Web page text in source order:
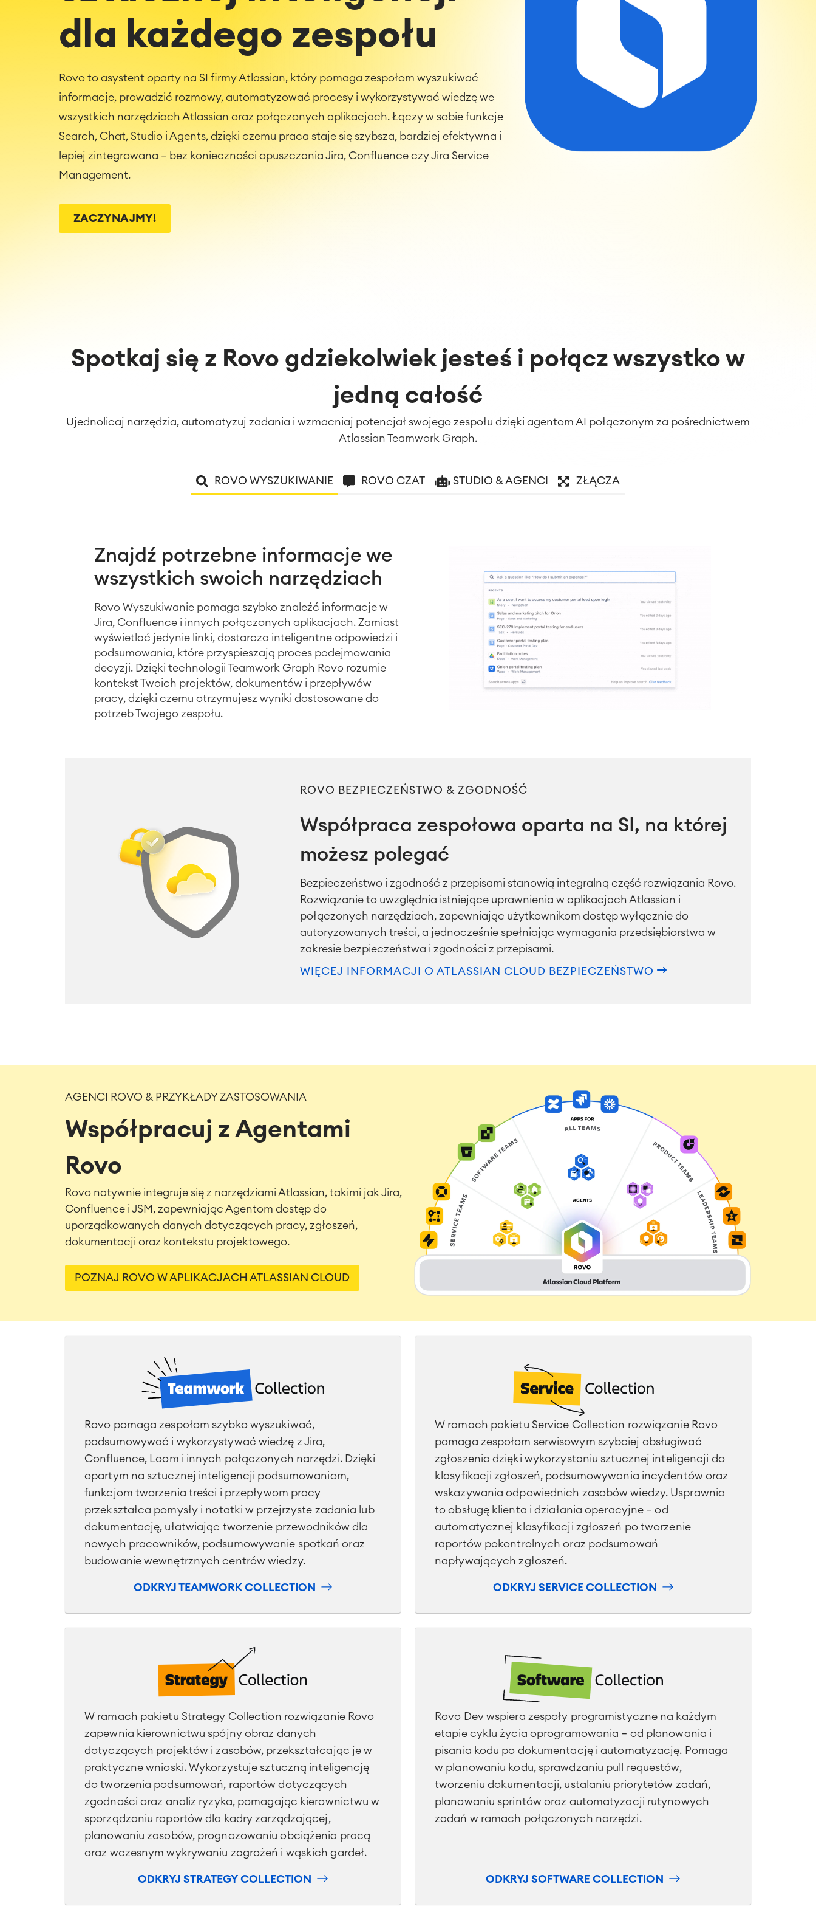
dla każdego zespołu
Rovo to asystent oparty na SI firmy Atlassian, który pomaga zespołom wyszukiwać
informacje, prowadzić rozmowy, automatyzować procesy i wykorzystywać wiedzę we
wszystkich narzędziach Atlassian oraz połączonych aplikacjach. Łączy w sobie funkcje
Search, Chat, Studio i Agents, dzięki czemu praca staje się szybsza, bardziej efektywna i
lepiej zintegrowana — bez konieczności opuszczania Jira, Confluence czy Jira Service
Management.
ZACZYNAJMY!
Spotkaj się z Rovo gdziekolwiek jesteś i połącz wszystko w
jedną całość
Ujednolicaj narzędzia, automatyzuj zadania i wzmacniaj potencjał swojego zespołu dzięki agentom AI połączonym za pośrednictwem
Atlassian Teamwork Graph.
ROVO WYSZUKIWANIE ROVO CZAT STUDIO & AGENCI ZŁĄCZA
Znajdź potrzebne informacje we
wszystkich swoich narzędziach
Rovo Wyszukiwanie pomaga szybko znaleźć informacje w
Jira, Confluence i innych połączonych aplikacjach. Zamiast
wyświetlać jedynie linki, dostarcza inteligentne odpowiedzi i
podsumowania, które przyspieszają proces podejmowania
decyzji. Dzięki technologii Teamwork Graph Rovo rozumie
kontekst Twoich projektów, dokumentów i przepływów
pracy, dzięki czemu otrzymujesz wyniki dostosowane do
potrzeb Twojego zespołu.
ROVO BEZPIECZEŃSTWO & ZGODNOŚĆ
Współpraca zespołowa oparta na SI, na której
możesz polegać
Bezpieczeństwo i zgodność z przepisami stanowią integralną część rozwiązania Rovo.
Rozwiązanie to uwzględnia istniejące uprawnienia w aplikacjach Atlassian i
połączonych narzędziach, zapewniając użytkownikom dostęp wyłącznie do
autoryzowanych treści, a jednocześnie spełniając wymagania przedsiębiorstwa w
zakresie bezpieczeństwa i zgodności z przepisami.
WIĘCEJ INFORMACJI O ATLASSIAN CLOUD BEZPIECZEŃSTWO
AGENCI ROVO & PRZYKŁADY ZASTOSOWANIA
Współpracuj z Agentami
Rovo
Rovo natywnie integruje się z narzędziami Atlassian, takimi jak Jira,
Confluence i JSM, zapewniając Agentom dostęp do
uporządkowanych danych dotyczących pracy, zgłoszeń,
dokumentacji oraz kontekstu projektowego.
POZNAJ ROVO W APLIKACJACH ATLASSIAN CLOUD
Rovo pomaga zespołom szybko wyszukiwać,
podsumowywać i wykorzystywać wiedzę z Jira,
Confluence, Loom i innych połączonych narzędzi. Dzięki
opartym na sztucznej inteligencji podsumowaniom,
funkcjom tworzenia treści i przepływom pracy
przekształca pomysły i notatki w przejrzyste zadania lub
dokumentację, ułatwiając tworzenie przewodników dla
nowych pracowników, podsumowywanie spotkań oraz
budowanie wewnętrznych centrów wiedzy.
ODKRYJ TEAMWORK COLLECTION
W ramach pakietu Service Collection rozwiązanie Rovo
pomaga zespołom serwisowym szybciej obsługiwać
zgłoszenia dzięki wykorzystaniu sztucznej inteligencji do
klasyfikacji zgłoszeń, podsumowywania incydentów oraz
wskazywania odpowiednich zasobów wiedzy. Usprawnia
to obsługę klienta i działania operacyjne – od
automatycznej klasyfikacji zgłoszeń po tworzenie
raportów pokontrolnych oraz podsumowań
napływających zgłoszeń.
ODKRYJ SERVICE COLLECTION
W ramach pakietu Strategy Collection rozwiązanie Rovo
zapewnia kierownictwu spójny obraz danych
dotyczących projektów i zasobów, przekształcając je w
praktyczne wnioski. Wykorzystuje sztuczną inteligencję
do tworzenia podsumowań, raportów dotyczących
zgodności oraz analiz ryzyka, pomagając kierownictwu w
sporządzaniu raportów dla kadry zarządzającej,
planowaniu zasobów, prognozowaniu obciążenia pracą
oraz wczesnym wykrywaniu zagrożeń i wąskich gardeł.
ODKRYJ STRATEGY COLLECTION
Rovo Dev wspiera zespoły programistyczne na każdym
etapie cyklu życia oprogramowania – od planowania i
pisania kodu po dokumentację i automatyzację. Pomaga
w planowaniu kodu, sprawdzaniu pull requestów,
tworzeniu dokumentacji, ustalaniu priorytetów zadań,
planowaniu sprintów oraz automatyzacji rutynowych
zadań w ramach połączonych narzędzi.
ODKRYJ SOFTWARE COLLECTION